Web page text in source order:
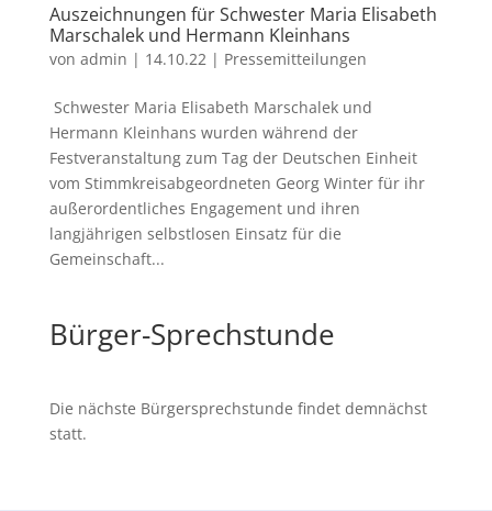
Auszeichnungen für Schwester Maria Elisabeth
Marschalek und Hermann Kleinhans
von admin | 14.10.22 | Pressemitteilungen
Schwester Maria Elisabeth Marschalek und
Hermann Kleinhans wurden während der
Festveranstaltung zum Tag der Deutschen Einheit
vom Stimmkreisabgeordneten Georg Winter für ihr
außerordentliches Engagement und ihren
langjährigen selbstlosen Einsatz für die
Gemeinschaft...
Bürger-Sprechstunde
Die nächste Bürgersprechstunde findet demnächst
statt.